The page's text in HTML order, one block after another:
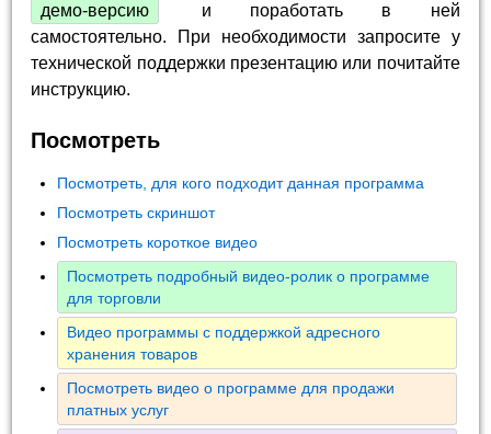
демо-версию
и поработать в ней
самостоятельно. При необходимости запросите у
технической поддержки презентацию или почитайте
инструкцию.
Посмотреть
Посмотреть, для кого подходит данная программа
Посмотреть скриншот
Посмотреть короткое видео
Посмотреть подробный видео-ролик о программе
для торговли
Видео программы с поддержкой адресного
хранения товаров
Посмотреть видео о программе для продажи
платных услуг